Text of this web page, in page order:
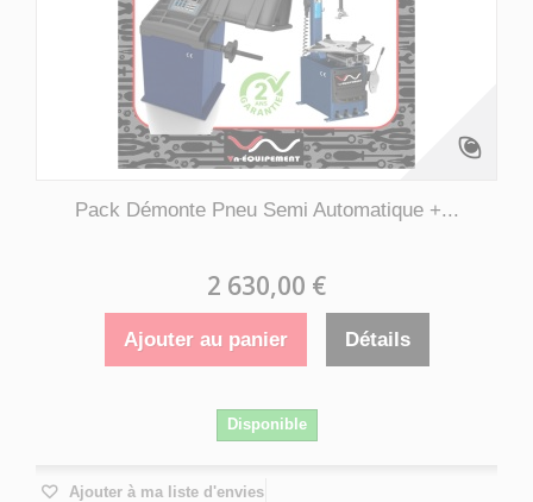
Pack Démonte Pneu Semi Automatique +...
2 630,00 €
Ajouter au panier Détails
Disponible
Ajouter à ma liste d'envies